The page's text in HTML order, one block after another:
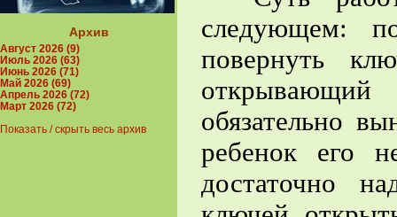
следующем:
повернуть
обязательно
ребенок его
достаточно
Архив
Август 2026 (9)
Июль 2026 (63)
Июнь 2026 (71)
Май 2026 (69)
Апрель 2026 (72)
Март 2026 (72)
Показать / скрыть весь архив